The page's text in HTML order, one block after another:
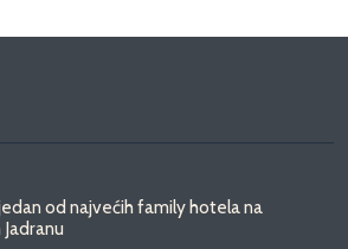
od najvećih family hotela na